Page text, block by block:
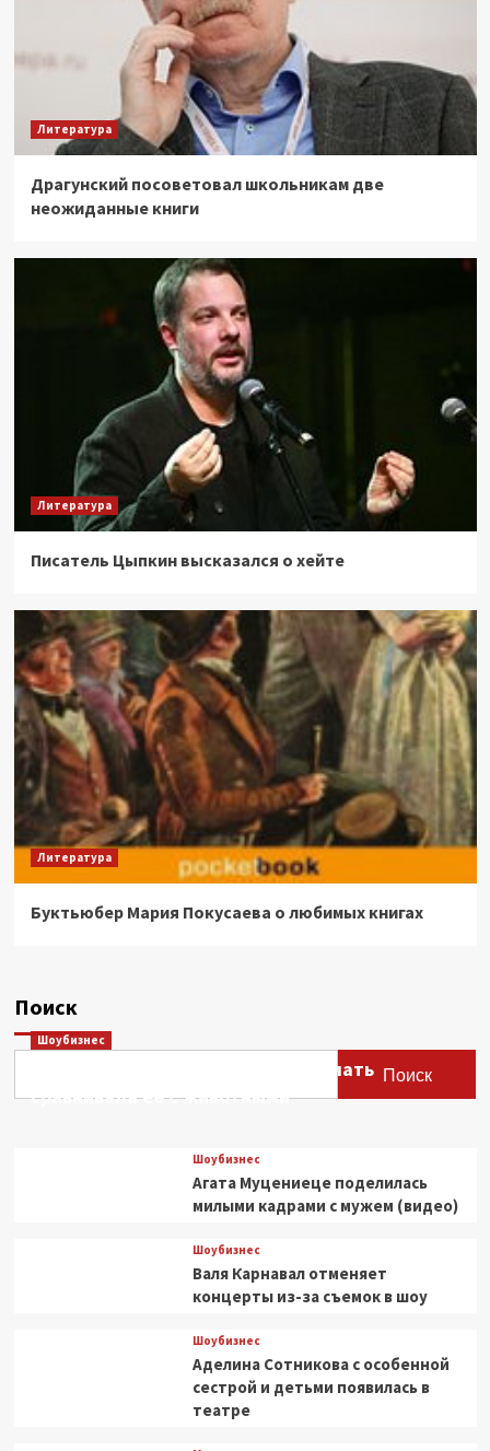
Литература
Драгунский посоветовал школьникам две
неожиданные книги
Литература
Писатель Цыпкин высказался о хейте
Литература
Буктьюбер Мария Покусаева о любимых книгах
Поиск
Поиск
Шоубизнес
Этери Тутберидзе заявила, что мать
сравнивала ее с животными
Шоубизнес
Агата Муцениеце поделилась
милыми кадрами с мужем (видео)
Шоубизнес
Валя Карнавал отменяет
концерты из-за съемок в шоу
Шоубизнес
Аделина Сотникова с особенной
сестрой и детьми появилась в
театре